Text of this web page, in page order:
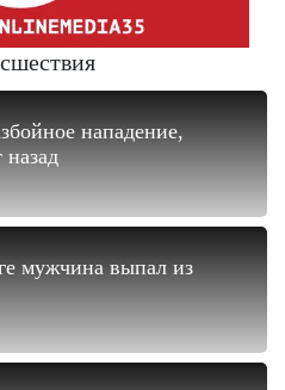
нападение,
назад
мужчина выпал из